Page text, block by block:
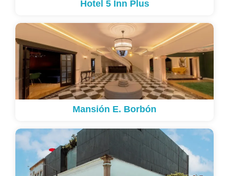
Hotel 5 Inn Plus
Mansión E. Borbón